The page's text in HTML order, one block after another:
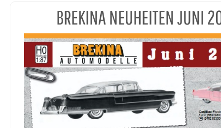
BREKINA NEUHEITEN JUNI